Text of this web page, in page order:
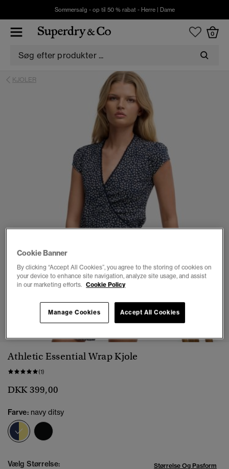
Sommersalg - op til 50 % rabat - Herre| Dame
0
KJOLER
1 2 4 5 6
Athletic Essential Wrap Kjole
(1)
DKK 399,00
Farve: navy ditsy
valgt
Vælg Størrelse: Størrelse Og Pasform
Cookie Banner
By clicking “Accept All Cookies”, you agree to the storing of cookies on
your device to enhance site navigation, analyze site usage, and assist
in our marketing efforts. Cookie Policy
Accept All Cookies
Manage Cookies